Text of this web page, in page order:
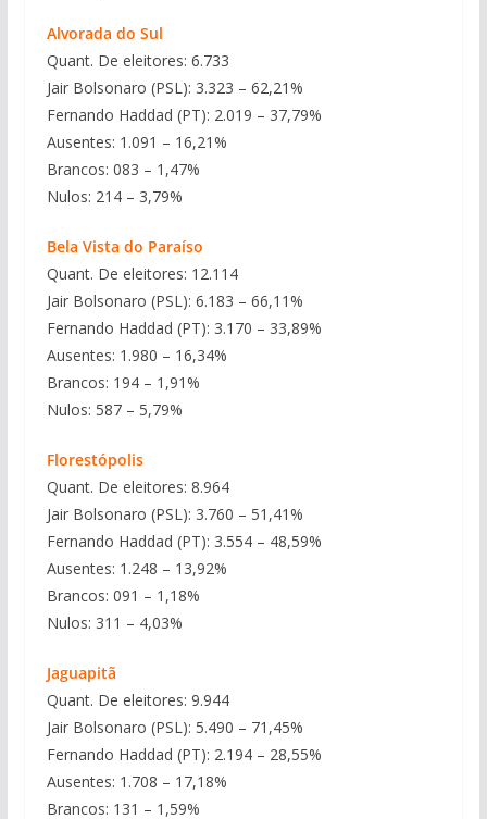
Alvorada do Sul
Quant. De eleitores: 6.733
Jair Bolsonaro (PSL): 3.323 – 62,21%
Fernando Haddad (PT): 2.019 – 37,79%
Ausentes: 1.091 – 16,21%
Brancos: 083 – 1,47%
Nulos: 214 – 3,79%
Bela Vista do Paraíso
Quant. De eleitores: 12.114
Jair Bolsonaro (PSL): 6.183 – 66,11%
Fernando Haddad (PT): 3.170 – 33,89%
Ausentes: 1.980 – 16,34%
Brancos: 194 – 1,91%
Nulos: 587 – 5,79%
Florestópolis
Quant. De eleitores: 8.964
Jair Bolsonaro (PSL): 3.760 – 51,41%
Fernando Haddad (PT): 3.554 – 48,59%
Ausentes: 1.248 – 13,92%
Brancos: 091 – 1,18%
Nulos: 311 – 4,03%
Jaguapitã
Quant. De eleitores: 9.944
Jair Bolsonaro (PSL): 5.490 – 71,45%
Fernando Haddad (PT): 2.194 – 28,55%
Ausentes: 1.708 – 17,18%
Brancos: 131 – 1,59%